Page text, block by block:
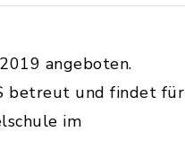
angeboten.
betreut und findet für
im